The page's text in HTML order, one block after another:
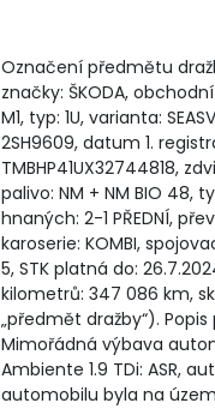
Označení předmětu
značky: ŠKODA,
M1, typ: 1U, varianta:
2SH9609, datum 1.
TMBHP41UX32744818,
palivo: NM + NM BIO 48,
hnaných: 2-1 PŘEDNÍ,
karoserie: KOMBI,
5, STK platná do:
kilometrů: 347 086 km,
„předmět dražby“).
Mimořádná výbava
Ambiente 1.9 TDi: ASR,
automobilu byla na